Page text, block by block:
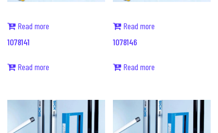
Read more
1078141
Read more
Read more
1078146
Read more